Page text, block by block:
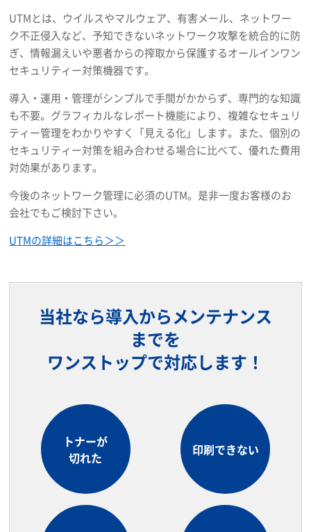
UTMとは、ウイルスやマルウェア、有害メール、ネットワー
ク不正侵入など、予知できないネットワーク攻撃を統合的に防
ぎ、情報漏えいや悪者からの搾取から保護するオールインワン
セキュリティー対策機器です。
導入・運用・管理がシンプルで手間がかからず、専門的な知識
も不要。グラフィカルなレポート機能により、複雑なセキュリ
ティー管理をわかりやすく「見える化」します。また、個別の
セキュリティー対策を組み合わせる場合に比べて、優れた費用
対効果があります。
今後のネットワーク管理に必須のUTM。是非一度お客様のお
会社でもご検討下さい。
UTMの詳細はこちら＞＞
当社なら導入からメンテナンス
までを
ワンストップで対応します！
トナーが
切れた
印刷できない